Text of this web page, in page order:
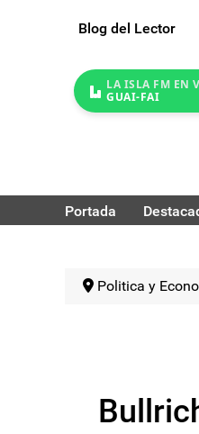
Blog del Lector
LA ISLA FM EN
GUAI-FAI
Portada
Politica y